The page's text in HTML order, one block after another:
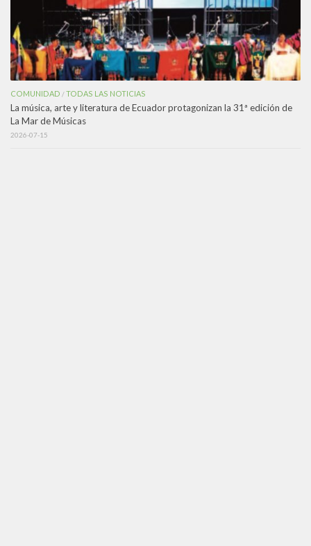
COMUNIDAD /TODAS LAS NOTICIAS
La música, arte y literatura de Ecuador protagonizan la 31ª edición de
La Mar de Músicas
2026-07-15